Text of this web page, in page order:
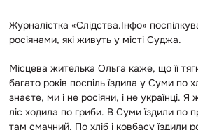
Журналістка «Слідства.Інфо»
росіянами, які живуть у місті Суджа.
Місцева жителька Ольга каже, що її
багато років поспіль їздила у Суми по
знаєте, ми і не росіяни, і не українці.
ліс ходила по гриби. В Суми їздили по
там смачний. По хліб і ковбасу їздили